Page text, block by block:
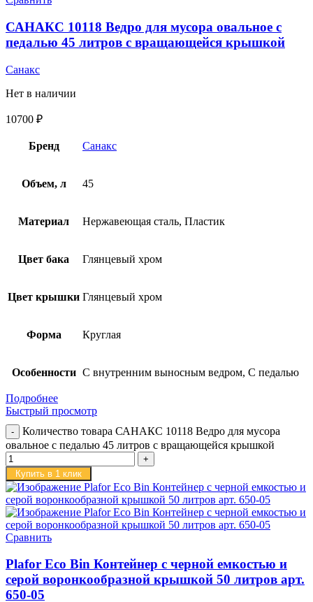
САНАКС 10118 Ведро для мусора овальное с
педалью 45 литров с вращающейся крышкой
Санакс
Нет в наличии
10700 ₽
Бренд Санакс
Объем, л 45
Материал Нержавеющая сталь, Пластик
Цвет бака Глянцевый хром
Цвет крышки Глянцевый хром
Форма Круглая
Особенности С внутренним выносным ведром, С педалью
Подробнее
Быстрый просмотр
Количество товара САНАКС 10118 Ведро для мусора
овальное с педалью 45 литров с вращающейся крышкой
Купить в 1 клик
Сравнить
Plafor Eco Bin Контейнер с черной емкостью и
серой воронкообразной крышкой 50 литров арт.
650-05